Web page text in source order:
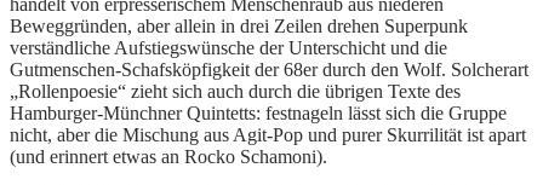
Beweggründen, aber allein in drei Zeilen drehen Superpunk
verständliche Aufstiegswünsche der Unterschicht und die
Gutmenschen-Schafsköpfigkeit der 68er durch den Wolf. Solcherart
„Rollenpoesie“ zieht sich auch durch die übrigen Texte des
Hamburger-Münchner Quintetts: festnageln lässt sich die Gruppe
nicht, aber die Mischung aus Agit-Pop und purer Skurrilität ist apart
(und erinnert etwas an Rocko Schamoni).